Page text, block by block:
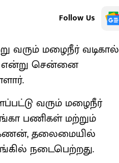
Follow Us
வரும் மழைநீர் வடிகால்
என்று சென்னை
வரும் மழைநீர்
பணிகள் மற்றும்
தலைமையில்
நடைபெற்றது.